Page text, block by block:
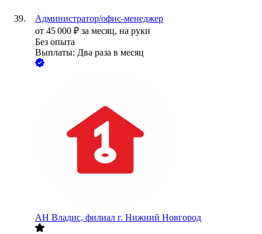
Администратор/офис-менеджер
от 45 000 ₽ за месяц, на руки
Без опыта
Выплаты: Два раза в месяц
АН Владис, филиал г. Нижний Новгород